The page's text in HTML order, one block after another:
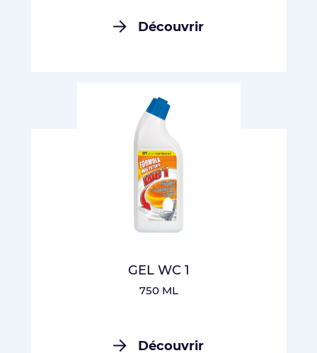
Découvrir
GEL WC 1
750 ML
Découvrir